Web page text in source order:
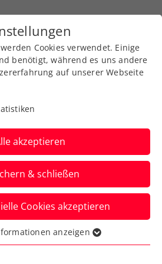
Salzburg
und
eröffnen
ist beim ATP-125-
nur noch Sandro
Cookies verwendet. Einige
benötigt, während es uns andere
auf unserer Webseite
akzeptieren
& schließen
Cookies akzeptieren
für grundlegende
anzeigen